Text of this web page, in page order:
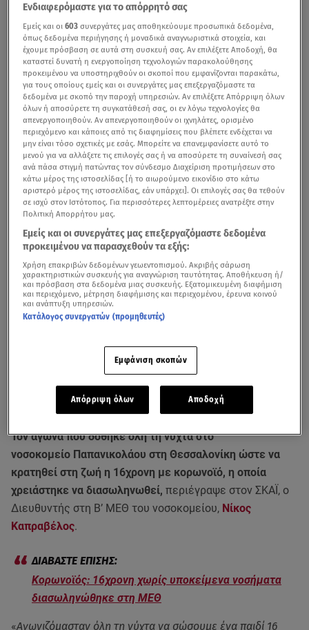
Τον αγώνα που δόθηκε όλη τη νύχτα στο
νοσοκομείο Παπανικολάου στη Θεσσαλονίκη ώστε να
κρατηθεί στη ζωή η 16χρονη με κορωνοϊό, η οποία
χρειάστηκε να διασωληνωθεί, περιέγραψε στον ΣΚΑΪ, ο
Διευθυντής στη Β’ ΜΕΘ του νοσοκομείου, Νίκος
Καπραβέλος.
Κορωνοϊός: 16χρονη χωρίς υποκείμενα νοσήματα
διασωληνώθηκε στη ΜΕΘ
«Αγωνιζόμασταν όλη τη νύχτα να σώσουμε ένα παιδί 16
Ενδιαφερόμαστε για το απόρρητό σας
Εμείς και οι603 συνεργάτες μας αποθηκεύουμε προσωπικά δεδομένα,
όπως δεδομένα περιήγησης ή μοναδικά αναγνωριστικά στοιχεία, και
έχουμε πρόσβαση σε αυτά στη συσκευή σας. Αν επιλέξετε Αποδοχή, θα
καταστεί δυνατή η ενεργοποίηση τεχνολογιών παρακολούθησης
προκειμένου να υποστηριχθούν οι σκοποί που εμφανίζονται παρακάτω,
για τους οποίους εμείς και οι συνεργάτες μας επεξεργαζόμαστε τα
δεδομένα με σκοπό την παροχή υπηρεσιών. Αν επιλέξετε Απόρριψη όλων
όλων ή αποσύρετε τη συγκατάθεσή σας, οι εν λόγω τεχνολογίες θα
απενεργοποιηθούν. Αν απενεργοποιηθούν οι ιχνηλάτες, ορισμένο
περιεχόμενο και κάποιες από τις διαφημίσεις που βλέπετε ενδέχεται να
μην είναι τόσο σχετικές με εσάς. Μπορείτε να επανεμφανίσετε αυτό το
μενού για να αλλάξετε τις επιλογές σας ή να αποσύρετε τη συναίνεσή σας
ανά πάσα στιγμή πατώντας τον σύνδεσμο Διαχείριση προτιμήσεων στο
κάτω μέρος της ιστοσελίδας [ή το αιωρούμενο εικονίδιο στο κάτω
αριστερό μέρος της ιστοσελίδας, εάν υπάρχει]. Οι επιλογές σας θα τεθούν
σε ισχύ στον Ιστότοπος. Για περισσότερες λεπτομέρειες ανατρέξτε στην
Πολιτική Απορρήτου μας.
Εμείς και οι συνεργάτες μας επεξεργαζόμαστε δεδομένα
προκειμένου να παρασχεθούν τα εξής:
Χρήση επακριβών δεδομένων γεωεντοπισμού. Ακριβής σάρωση
χαρακτηριστικών συσκευής για αναγνώριση ταυτότητας. Αποθήκευση ή/
και πρόσβαση στα δεδομένα μιας συσκευής. Εξατομικευμένη διαφήμιση
και περιεχόμενο, μέτρηση διαφήμισης και περιεχομένου, έρευνα κοινού
και ανάπτυξη υπηρεσιών.
Κατάλογος συνεργατών (προμηθευτές)
Εμφάνιση σκοπών
Απόρριψη όλων Αποδοχή